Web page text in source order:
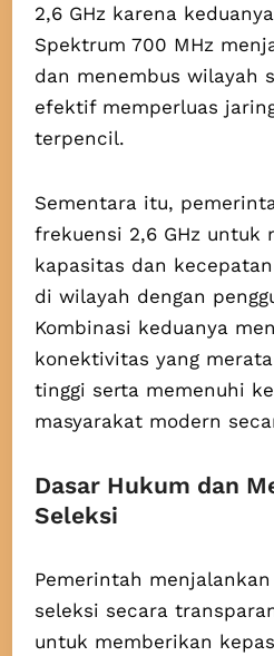
2,6 GHz karena
Spektrum 700 MHz
dan menembus wilayah
efektif memperluas
terpencil.
Sementara itu,
frekuensi 2,6 GHz untuk
kapasitas dan
di wilayah dengan
Kombinasi keduanya
konektivitas yang
tinggi serta memenuhi
masyarakat modern
Dasar Hukum dan
Seleksi
Pemerintah
seleksi secara
untuk memberikan